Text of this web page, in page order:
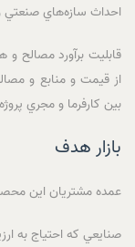
احداث سازه‌هاي صنعتي
قابليت برآورد مصالح
از قيمت و منابع و
بين کارفرما و مجري
بازار هدف
عمده مشتريان اين
صنايعي که احتياج به